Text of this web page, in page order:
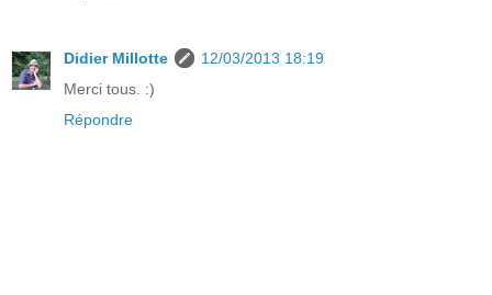
Didier Millotte
12/03/2013 18:19
Merci tous. :)
Répondre